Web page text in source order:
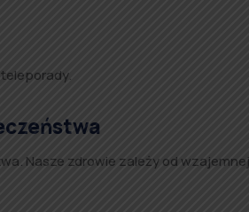
Nasze zdrowie zależy od wzajemnej